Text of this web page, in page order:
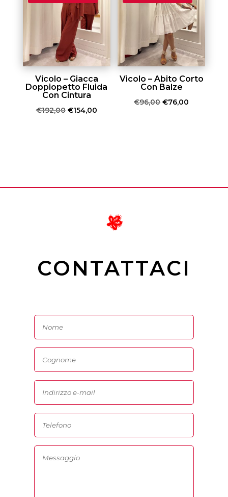
€95,00.€76,00.
Vicolo – Giacca
Doppiopetto Fluida
Con Cintura
€192,00 Il
€154,00Il
Vicolo – Abito Corto
Con Balze
€96,00 Il
€76,00
CONTATTACI